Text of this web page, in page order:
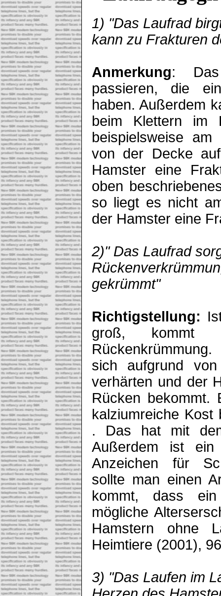
1) "Das Laufrad
kann zu Frakturen
Anmerkung: Das
passieren, die
haben. Außerdem
beim Klettern im
beispielsweise
von der Decke
Hamster eine
oben
so liegt es nicht
der Hamster eine
2)" Das Laufrad
gekrümmt"
Richtigstellung:
groß,
sich aufgrund
verhärten und der
Rücken bekommt.
kalziumreiche Kost
. Das hat mit
Außerdem ist ein
Anzeichen für
sollte man einen
kommt, dass
mögliche
Hamstern ohne
Heimtiere (2001),
3) "Das Laufen im